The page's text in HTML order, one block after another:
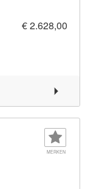
€ 2.628,00
MERKEN